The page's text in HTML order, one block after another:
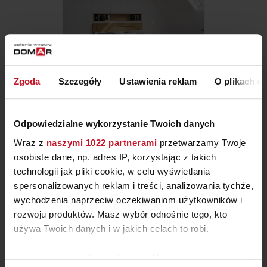
Zgoda Szczegóły Ustawienia reklam O plikach
Odpowiedzialne wykorzystanie Twoich danych
Wraz z naszymi 1022 partnerami przetwarzamy Twoje
osobiste dane, np. adres IP, korzystając z takich
technologii jak pliki cookie, w celu wyświetlania
spersonalizowanych reklam i treści, analizowania tychże,
wychodzenia naprzeciw oczekiwaniom użytkowników i
rozwoju produktów. Masz wybór odnośnie tego, kto
używa Twoich danych i w jakich celach to robi.
Jeśli wyrazisz na to zgodę, chcielibyśmy również:
SIENA